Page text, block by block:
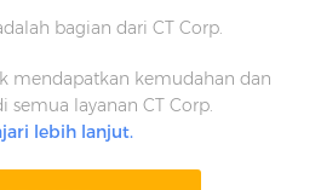
bagian dari CT Corp.
mendapatkan kemudahan dan
semua layanan CT Corp.
lebih lanjut.